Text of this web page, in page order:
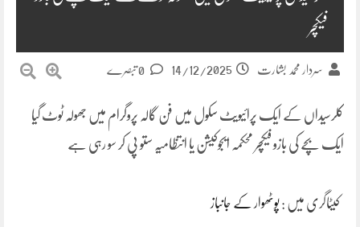
فیکچر
سردار محمد بشارت 14/12/2025
کلرسیداں کے ایک پرائیویٹ سکول میں فن گالہ پروگرام میں جھولہ ٹوٹ گیا
ایک بچے کی بازو فیکچر محکمہ ایجوکیشن یا انتظامیہ ستو پی کر سو رہی ہے
کیٹاگری میں :پوٹھوار کے جانباز